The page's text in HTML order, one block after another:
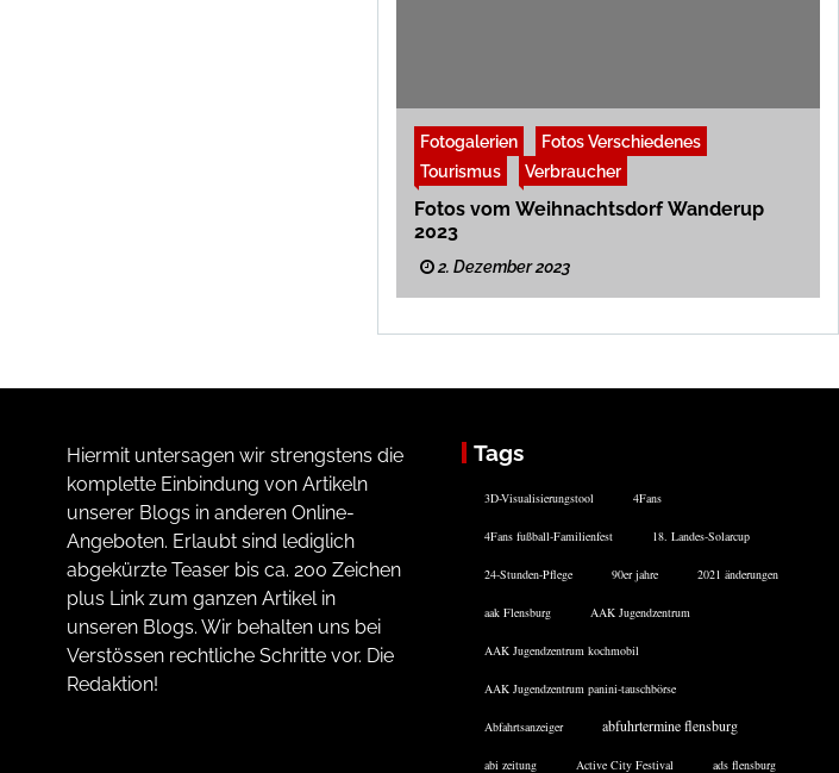
Fotogalerien
Fotos Verschiedenes
Tourismus
Verbraucher
Fotos vom Weihnachtsdorf Wanderup
2023
2. Dezember 2023
Hiermit untersagen wir strengstens die
komplette Einbindung von Artikeln
unserer Blogs in anderen Online-
Angeboten. Erlaubt sind lediglich
abgekürzte Teaser bis ca. 200 Zeichen
plus Link zum ganzen Artikel in
unseren Blogs. Wir behalten uns bei
Verstössen rechtliche Schritte vor. Die
Redaktion!
Tags
3D-Visualisierungstool 4Fans
4Fans fußball-Familienfest 18. Landes-Solarcup
24-Stunden-Pflege 90er jahre 2021 änderungen
aak Flensburg AAK Jugendzentrum
AAK Jugendzentrum kochmobil
AAK Jugendzentrum panini-tauschbörse
Abfahrtsanzeiger abfuhrtermine flensburg
abi zeitung Active City Festival ads flensburg